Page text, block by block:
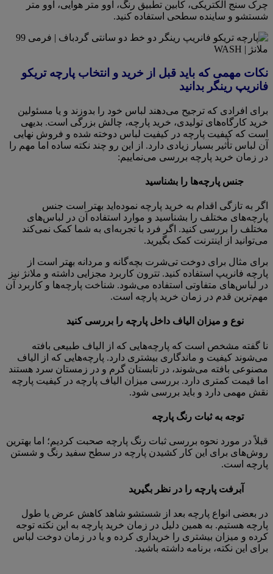
چرک سنج الکتریکی، کابین تطبیق رنگ، آوو متر هوایی، آوو متر
شستشو و ساینده سطحی استفاده کنید.
نکات مهمی که باید قبل از خرید و انتخاب پارچه تریکو
فانریپ رینگر بدانید
برای افرادی که ترجیح می‌دهند لباس خود را بدوزند و یا مسئولین
خرید کارگاه‌های تولیدی، خرید پارچه، چالش بزرگی است. بدیهی
است که کیفیت پارچه در کیفیت لباس دوخته شده و فروش نهایی
آن لباس تأثیر بسیار زیادی دارد. از این رو چند نکته ساده اما مهم را
در زمان خرید پارچه بررسی می‌نماییم:
جنس پارچه‌ها را بشناسید
اگر به تازگی اقدام به خرید پارچه نموده‌اید بهتر است جنس
پارچه‌های مختلف را بشناسید و موارد استفاده آن در لباس‌های
مختلف را بررسی کنید. اگر فرد با تجربه‌ای به شما کمک نمی‌کند
می‌توانید از اینترنت کمک بگیرید.
برای مثال برای دوخت تی‌شرت بچه‌گانه و مردانه بهتر است از
پارچه فانریپ استفاده کنید. تترون کاربرد مجزایی داشته و ملانژ نیز
در لباس‌های متفاوتی استفاده می‌شود. شناخت پارچه‌ها و کاربرد آن
مهم‌ترین قدم در زمان خرید پارچه است.
نوع و میزان الیاف داخل پارچه را بررسی کنید
نا گفته مشخص است که پارچه‌هایی که از الیاف طبیعی بافته
می‌شوند کیفیت و ماندگاری بیشتری دارد. پارچه‌هایی که از الیاف
مصنوعی بافته می‌شوند، در تابستان گرم و در زمستان سرد هستند
اما قیمت کمتری دارد. بررسی میزان الیاف پارچه در کیفیت پارچه
نقش مهمی دارد و باید بررسی شود.
توجه به ثبات رنگ پارچه
قبلاً در مورد نحوه بررسی ثبات رنگ پارچه صحبت کردیم؛ اما بهترین
روش‌های برای این کار کشیدن پارچه در سطح سفید رنگ و شستن
پارچه است.
آبرفت پارچه را در نظر بگیرید
در بعضی انواع پارچه بعد از شستشو شاهد کاهش عرض یا طول
پارچه هستیم. به همین دلیل در زمان خرید پارچه به این نکته توجه
کرده و میزان بیشتری را خریداری کرده و یا در زمان دوخت لباس
برای این نکته، برنامه داشته باشید.